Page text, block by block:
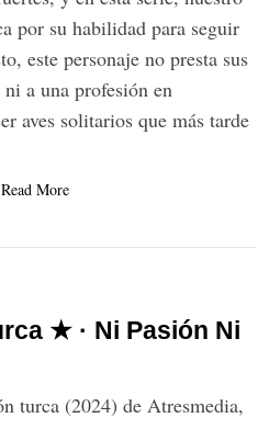
por su habilidad para seguir
este personaje no presta sus
a una profesión en
aves solitarios que más tarde
Read More
★ · Ni Pasión Ni
turca (2024) de Atresmedia,